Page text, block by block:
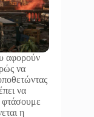
αφορούν
να
να
φτάσουμε
η